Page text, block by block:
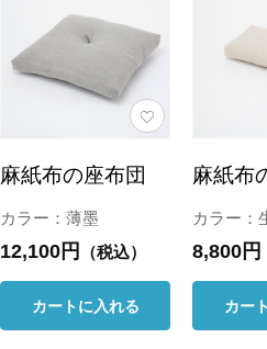
麻紙布の座布団
カラー：薄墨
12,100円 （税込）
カートに入れる
麻紙布
カラー：
8,800円
カー